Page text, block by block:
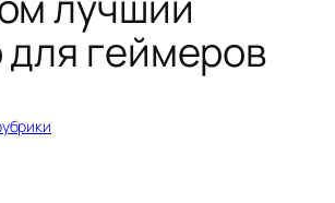
геймеров